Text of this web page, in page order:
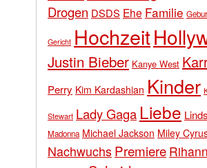
Drogen DSDS Ehe Familie
Gericht Hochzeit
Justin Bieber Kanye West
Perry Kim Kardashian Kinder
Stewart Lady Gaga Liebe
Madonna Michael Jackson Miley
Nachwuchs Premiere